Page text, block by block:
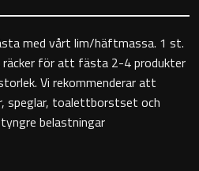
med vårt lim/häftmassa. 1 st.
för att fästa 2-4 produkter
Vi rekommenderar att
speglar, toalettborstset och
belastningar